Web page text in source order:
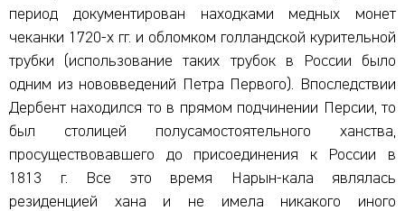
период документирован находками медных монет
чеканки 1720-х гг. и обломком голландской курительной
трубки (использование таких трубок в России было
одним из нововведений Петра Первого). Впоследствии
Дербент находился то в прямом подчинении Персии, то
был столицей полусамостоятельного ханства,
просуществовавшего до присоединения к России в
1813 г. Все это время Нарын-кала являлась
резиденцией хана и не имела никакого иного